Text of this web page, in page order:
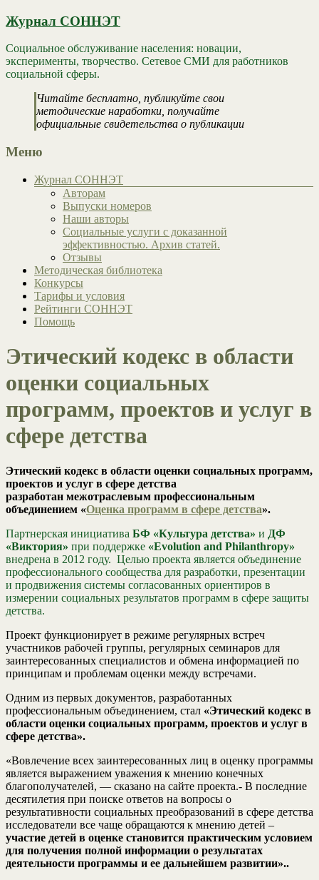
Журнал СОННЭТ
Социальное обслуживание населения: новации,
эксперименты, творчество. Сетевое СМИ для работников
социальной сферы.
Читайте бесплатно, публикуйте свои
методические наработки, получайте
официальные свидетельства о публикации
Меню
Журнал СОННЭТ
Авторам
Выпуски номеров
Наши авторы
Социальные услуги с доказанной
эффективностью. Архив статей.
Отзывы
Методическая библиотека
Конкурсы
Тарифы и условия
Рейтинги СОННЭТ
Помощь
Этический кодекс в области
оценки социальных
программ, проектов и услуг в
сфере детства
Этический кодекс в области оценки социальных программ,
проектов и услуг в сфере детства
разработан межотраслевым профессиональным
объединением «Оценка программ в сфере детства».
Партнерская инициатива БФ «Культура детства» и ДФ
«Виктория» при поддержке «Evolution and Philanthropy»
внедрена в 2012 году. Целью проекта является объединение
профессионального сообщества для разработки, презентации
и продвижения системы согласованных ориентиров в
измерении социальных результатов программ в сфере защиты
детства.
Проект функционирует в режиме регулярных встреч
участников рабочей группы, регулярных семинаров для
заинтересованных специалистов и обмена информацией по
принципам и проблемам оценки между встречами.
Одним из первых документов, разработанных
профессиональным объединением, стал «Этический кодекс в
области оценки социальных программ, проектов и услуг в
сфере детства».
«Вовлечение всех заинтересованных лиц в оценку программы
является выражением уважения к мнению конечных
благополучателей, — сказано на сайте проекта.- В последние
десятилетия при поиске ответов на вопросы о
результативности социальных преобразований в сфере детства
исследователи все чаще обращаются к мнению детей –
участие детей в оценке становится практическим условием
для получения полной информации о результатах
деятельности программы и ее дальнейшем развитии»..